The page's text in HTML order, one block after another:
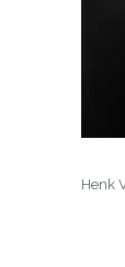
Henk